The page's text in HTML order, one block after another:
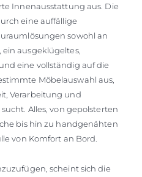
Innenausstattung aus. Die
eine auffällige
sowohl an
ausgeklügeltes,
eine vollständig auf die
Möbelauswahl aus,
Verarbeitung und
Alles, von gepolsterten
bis hin zu handgenähten
von Komfort an Bord.
scheint sich die